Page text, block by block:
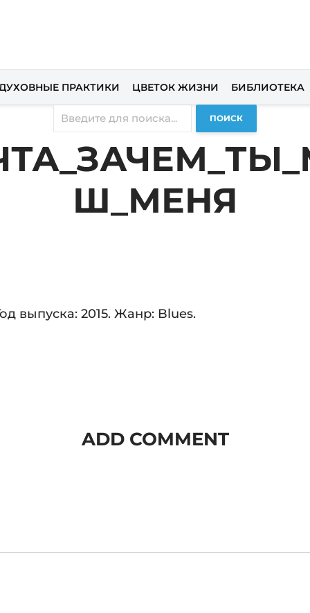
ПРАКТИКИ ЦВЕТОК ЖИЗНИ БИБЛИОТЕКА
ПОИСК
Ш_МЕНЯ
выпуска: 2015. Жанр: Blues.
ADD COMMENT